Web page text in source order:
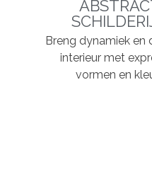
Breng dynamiek en
interieur met
vormen en